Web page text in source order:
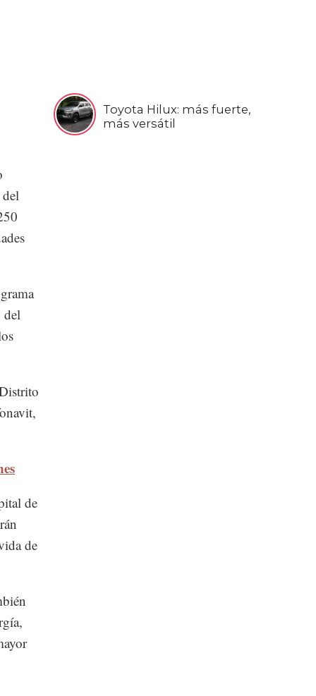
Toyota Hilux: más fuerte,
más versátil
del
de
de